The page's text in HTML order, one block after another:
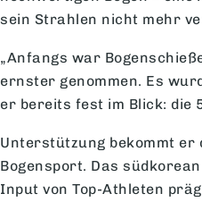
sein Strahlen nicht mehr
„Anfangs war
ernster genommen. Es
er bereits fest im Blick: die
Unterstützung bekommt er
Bogensport. Das
Input von Top-Athleten